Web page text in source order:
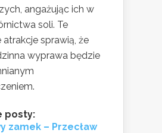
angażując ich w
soli. Te
sprawią, że
wyprawa będzie
posty:
zamek – Przecław